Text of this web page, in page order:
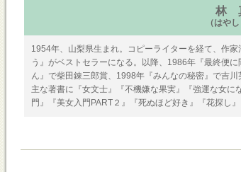
林
（はや
1954年、山梨県生まれ。コピーライターを経て、作
う』がベストセラーになる。以降、1986年『最終便
ん』で柴田錬三郎賞、1998年『みんなの秘密』で吉川
主な著書に『女文士』『不機嫌な果実』『強運な女
門』『美女入門PART２』『死ぬほど好き』『花探し